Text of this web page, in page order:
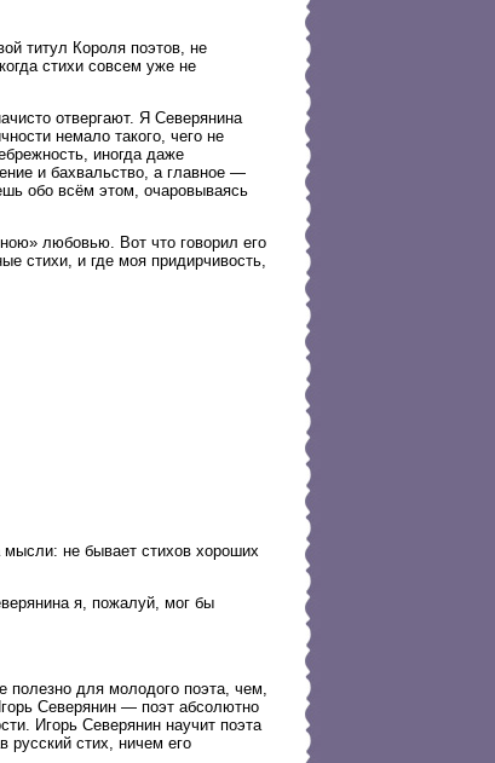
титул Короля поэтов, не
стихи совсем уже не
отвергают. Я Северянина
немало такого, чего не
иногда даже
и бахвальство, а главное —
обо всём этом, очаровываясь
любовью. Вот что говорил его
стихи, и где моя придирчивость,
не бывает стихов хороших
я, пожалуй, мог бы
для молодого поэта, чем,
Северянин — поэт абсолютно
Игорь Северянин научит поэта
русский стих, ничем его